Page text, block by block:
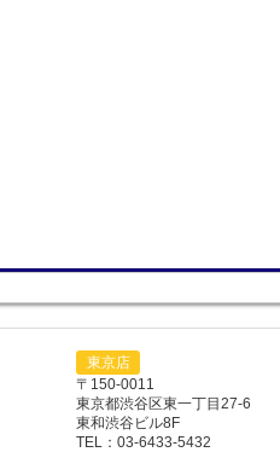
東京店
〒150-0011
東京都渋谷区東一丁目27-6
東和渋谷ビル8F
TEL：03-6433-5432